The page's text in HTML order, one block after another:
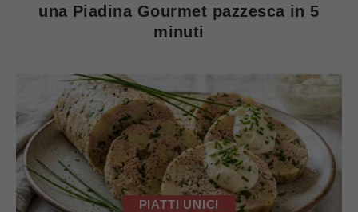
una Piadina Gourmet pazzesca in 5
minuti
PIATTI UNICI